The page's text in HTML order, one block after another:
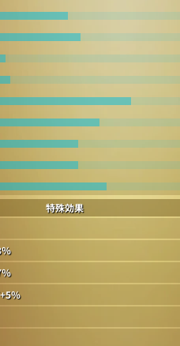
特殊効果
％